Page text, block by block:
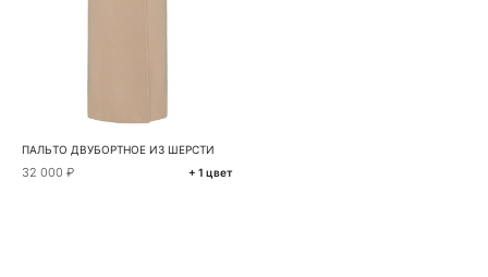
ПАЛЬТО ДВУБОРТНОЕ ИЗ ШЕРСТИ
32 000 ₽ + 1 цвет